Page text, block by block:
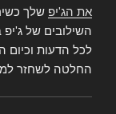
את הג'יפ שלך
השילובים של
לכל הדעות וכיום
החלטה לשחזר